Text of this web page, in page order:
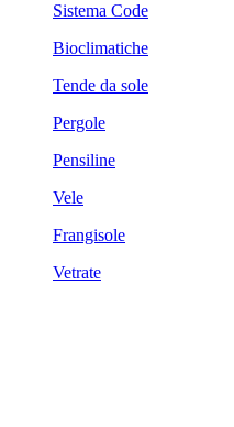
Sistema Code
Bioclimatiche
Tende da sole
Pergole
Pensiline
Vele
Frangisole
Vetrate